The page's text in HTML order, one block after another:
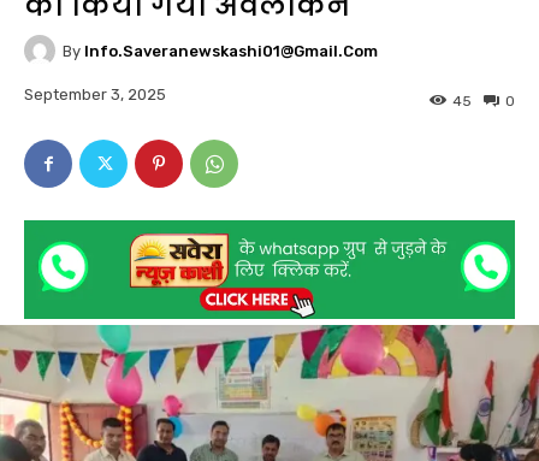
By Info.saveranewskashi01@gmail.com
September 3, 2025 0
45